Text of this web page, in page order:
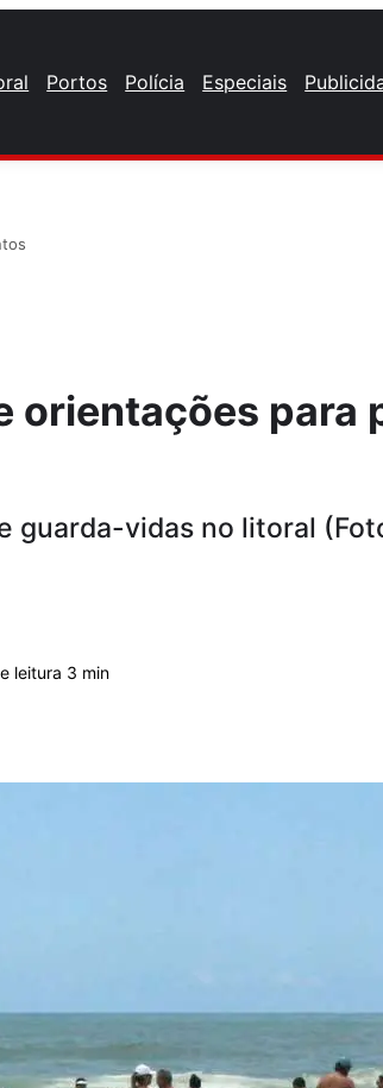
Portos Polícia Especiais
orientações para
guarda-vidas no litoral